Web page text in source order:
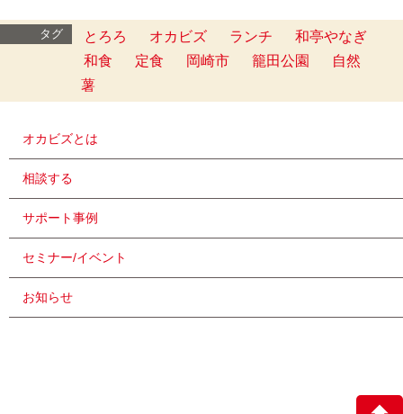
タグ とろろ オカビズ ランチ
和亭やなぎ
和食
定食 岡崎市 籠田公園
自然
薯
オカビズとは
相談する
サポート事例
セミナー/イベント
お知らせ